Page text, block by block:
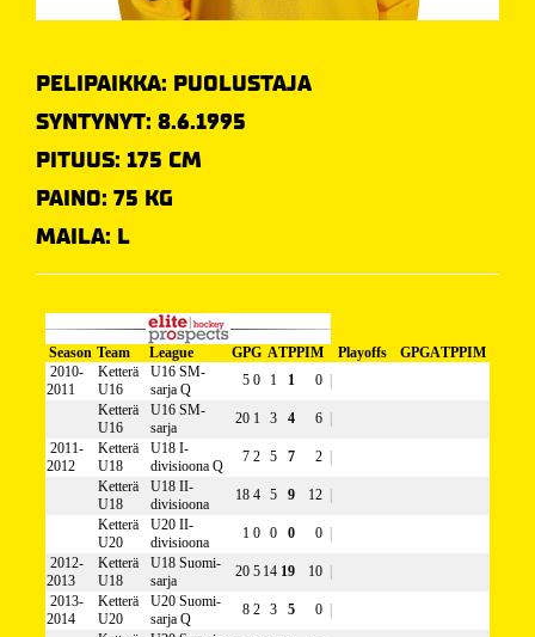
PELIPAIKKA: PUOLUSTAJA
SYNTYNYT: 8.6.1995
PITUUS: 175 CM
PAINO: 75 KG
MAILA: L